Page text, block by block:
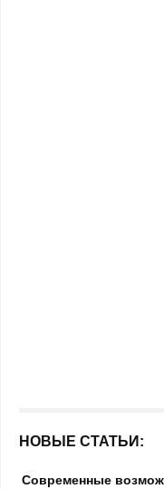
НОВЫЕ СТАТЬИ:
Современные